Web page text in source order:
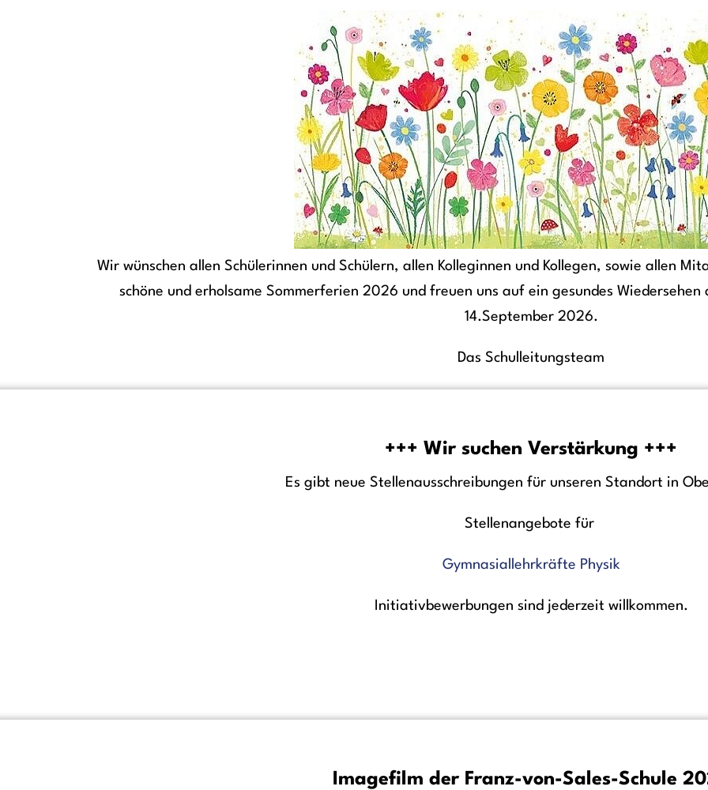
Wir wünschen allen Schülerinnen und Schülern, allen Kolleginnen und Kollegen, sowie allen
schöne und erholsame Sommerferien 2026 und freuen uns auf ein gesundes
14.September 2026.
Das Schulleitungsteam
+++ Wir suchen Verstärkung +++
Es gibt neue Stellenausschreibungen für unseren Standort in
Stellenangebote für
Gymnasiallehrkräfte Physik
Initiativbewerbungen sind jederzeit willkommen.
Imagefilm der Franz-von-Sales-Schule